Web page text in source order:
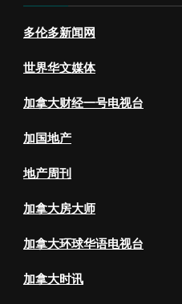
多伦多新闻网
世界华文媒体
加拿大财经一号电视台
加国地产
地产周刊
加拿大房大师
加拿大环球华语电视台
加拿大时讯